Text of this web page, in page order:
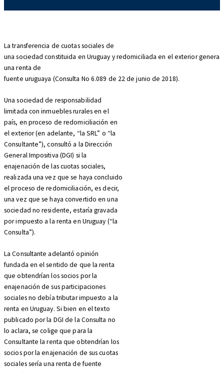
La transferencia de cuotas sociales de
una sociedad constituida en Uruguay y redomiciliada en el exterior genera
una renta de
fuente uruguaya (Consulta No 6.089 de 22 de junio de 2018).
Una sociedad de responsabilidad
limitada con inmuebles rurales en el
país, en proceso de redomiciliación en
el exterior (en adelante, “la SRL” o “la
Consultante”), consultó a la Dirección
General Impositiva (DGI) si la
enajenación de las cuotas sociales,
realizada una vez que se haya concluido
el proceso de redomiciliación, es decir,
una vez que se haya convertido en una
sociedad no residente, estaría gravada
por impuesto a la renta en Uruguay (“la
Consulta”).
La Consultante adelantó opinión
fundada en el sentido de que la renta
que obtendrían los socios por la
enajenación de sus participaciones
sociales no debía tributar impuesto a la
renta en Uruguay. Si bien en el texto
publicado por la DGI de la Consulta no
lo aclara, se colige que para la
Consultante la renta que obtendrían los
socios por la enajenación de sus cuotas
sociales sería una renta de fuente